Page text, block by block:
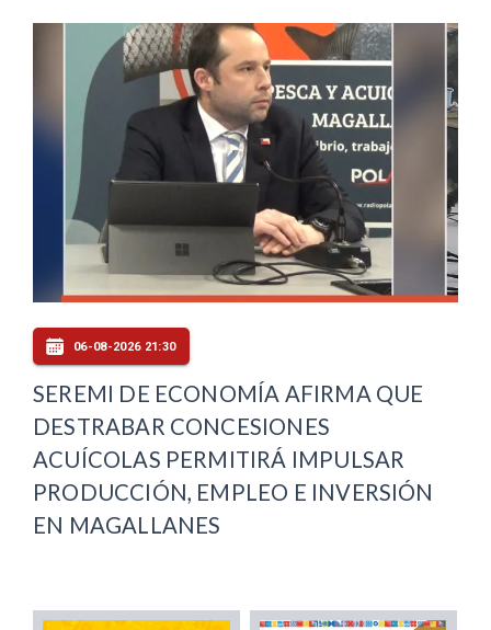
06-08-2026 21:30
SEREMI DE ECONOMÍA AFIRMA QUE
DESTRABAR CONCESIONES
ACUÍCOLAS PERMITIRÁ IMPULSAR
PRODUCCIÓN, EMPLEO E INVERSIÓN
EN MAGALLANES